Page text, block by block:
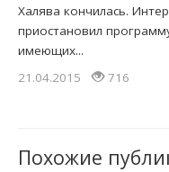
Халява кончилась.
приостановил
имеющих...
21.04.2015
716
Похожие